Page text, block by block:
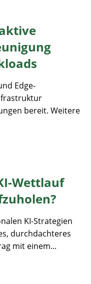
Edge-
bereit. Weitere
Wettlauf
KI-Strategien
durchdachteres
mit einem...